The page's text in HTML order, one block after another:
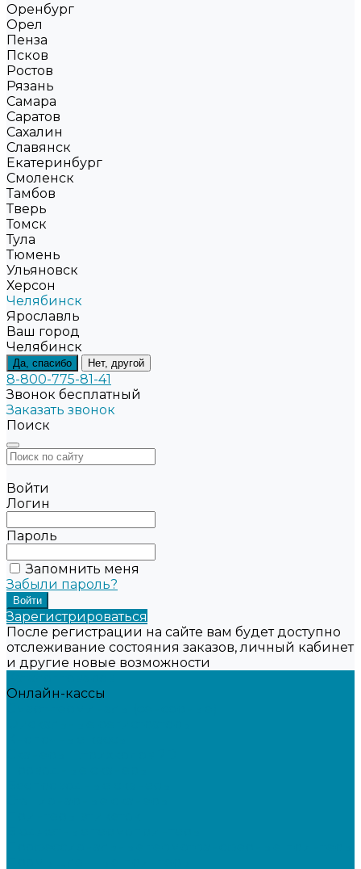
Оренбург
Орел
Пенза
Псков
Ростов
Рязань
Самара
Саратов
Сахалин
Славянск
Екатеринбург
Смоленск
Тамбов
Тверь
Томск
Тула
Тюмень
Ульяновск
Херсон
Челябинск
Ярославль
Ваш город
Челябинск
Да, спасибо Нет, другой
8-800-775-81-41
Звонок бесплатный
Заказать звонок
Поиск
Войти
Логин
Пароль
Запомнить меня
Забыли пароль?
Зарегистрироваться
После регистрации на сайте вам будет доступно
отслеживание состояния заказов, личный кабинет
и другие новые возможности
Онлайн-кассы